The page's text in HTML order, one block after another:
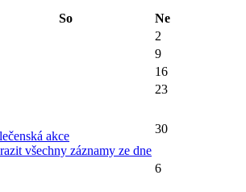
So
Ne
2
9
16
23
akce
všechny záznamy ze dne
30
6